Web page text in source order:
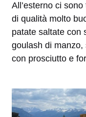
All’esterno ci
di qualità molto
patate saltate con
goulash di
con prosciutto e